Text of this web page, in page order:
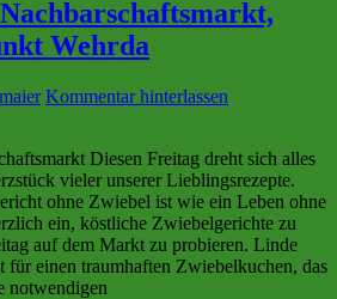
Wehrda
Kommentar hinterlassen
Diesen Freitag dreht sich alles
vieler unserer Lieblingsrezepte.
ohne Zwiebel ist wie ein Leben ohne
ein, köstliche Zwiebelgerichte zu
auf dem Markt zu probieren. Linde
für einen traumhaften Zwiebelkuchen, das
notwendigen